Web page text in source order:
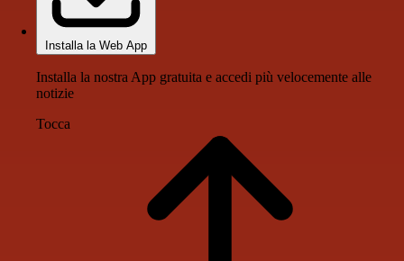
Installa la Web App
Installa la nostra App gratuita e accedi più velocemente alle
notizie
Tocca